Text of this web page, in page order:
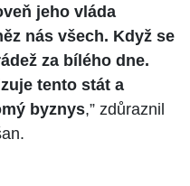
jeho vláda
nás všech. Když se
za bílého dne.
tento stát a
byznys,” zdůraznil